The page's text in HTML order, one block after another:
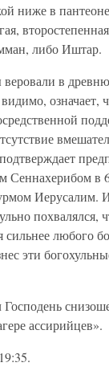
ниже в
либо Иштар.
веровали в
означает,
Сеннахерибом в
Иерусалим.
похвалялся,
сильнее любого
эти
ассирийцев».